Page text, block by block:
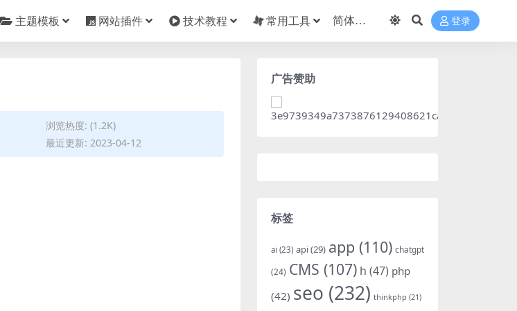
主题模板 网站插件 技术教程 常用工具 登录
浏览热度: (1.2K)
最近更新: 2023-04-12
广告赞助
标签
ai (23) api(29) app (110) chatgpt
(24) CMS (107) h (47) php
(42) seo (232) thinkphp (21)